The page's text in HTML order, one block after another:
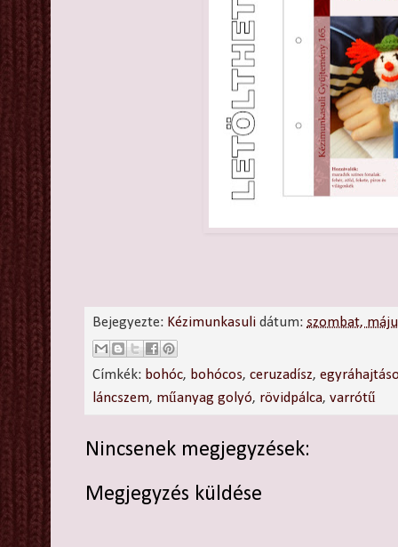
Bejegyezte: Kézimunkasuli dátum: szombat,
Címkék: bohóc, bohócos,ceruzadísz,
láncszem, műanyag golyó, rövidpálca,varrótű
Nincsenek megjegyzések:
Megjegyzés küldése